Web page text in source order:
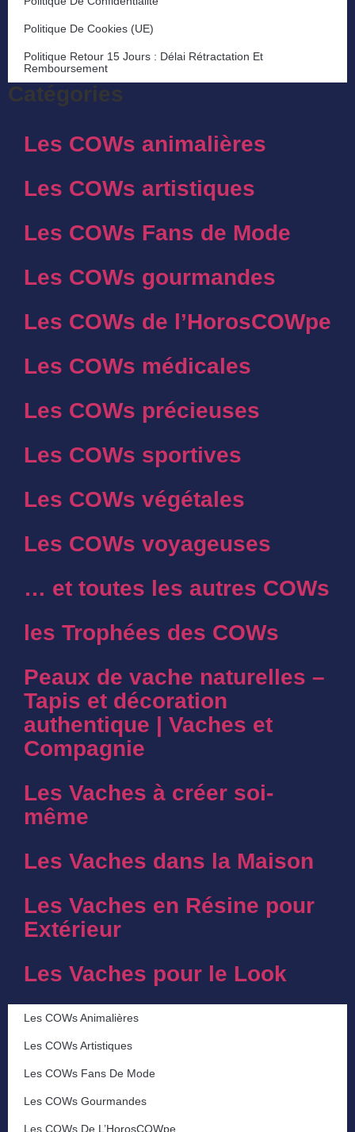
Politique De Cookies (UE)
Politique Retour 15 Jours : Délai Rétractation Et
Remboursement
Catégories
Les COWs animalières
Les COWs artistiques
Les COWs Fans de Mode
Les COWs gourmandes
Les COWs de l’HorosCOWpe
Les COWs médicales
Les COWs précieuses
Les COWs sportives
Les COWs végétales
Les COWs voyageuses
… et toutes les autres COWs
les Trophées des COWs
Peaux de vache naturelles –
Tapis et décoration
authentique | Vaches et
Compagnie
Les Vaches à créer soi-
même
Les Vaches dans la Maison
Les Vaches en Résine pour
Extérieur
Les Vaches pour le Look
Les COWs Animalières
Les COWs Artistiques
Les COWs Fans De Mode
Les COWs Gourmandes
Les COWs De L’HorosCOWpe